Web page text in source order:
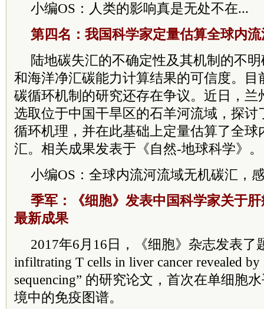
小编OS：人类的影响真是无处不在...
第四名：我国科学家定量估算全球内
陆地碳失汇的不确定性及其机制的不
和海洋净汇碳能力计算结果的可信度。目
碳循环机制的研究还存在争议。近日，兰
选取位于中国干旱区的石羊河流域，探讨
循环机理，并在此基础上定量估算了全球
汇。相关成果发表于《自然-地球科学》。
小编OS：全球内流河流域无机碳汇，
季军：《细胞》发表中国科学家关于
最新成果
2017年6月16日，《细胞》杂志发表了
infiltrating T cells in liver cancer revealed by
sequencing” 的研究论文，首次在单细胞
境中的免疫图谱。